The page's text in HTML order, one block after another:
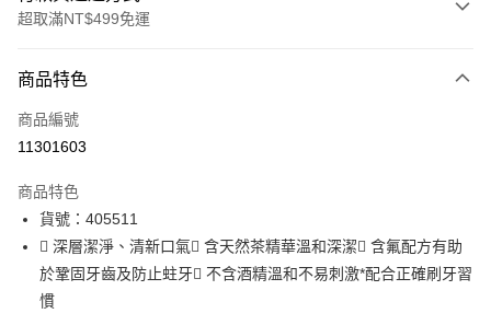
超取滿NT$499免運
icash Pay
信用卡一次付款
LINE Pay
Apple Pay
街口支付
商品特色
商品編號
11301603
商品特色
貨號：405511
 深層潔淨、清新口氣 含天然茶精華溫和深潔 含氟配方有助
於鞏固牙齒及防止蛀牙 不含酒精溫和不易刺激*配合正確刷牙習
慣